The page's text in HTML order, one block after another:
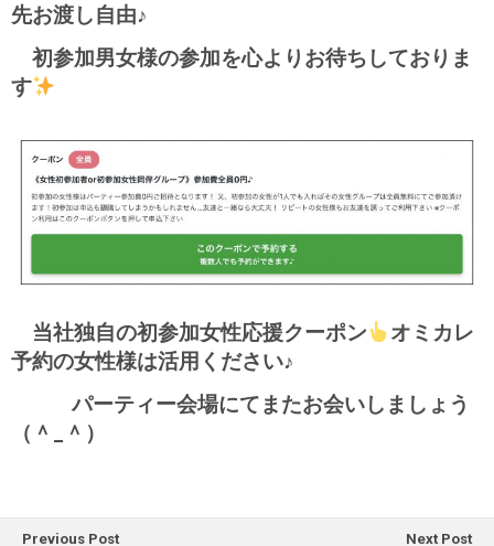
先お渡し自由♪
初参加男女様の参加を心よりお待ちしておりま
す
当社独自の初参加女性応援クーポン
オミカレ
予約の女性様は活用ください♪
パーティー会場にてまたお会いしましょう
（＾_＾）
Previous Post Next Post